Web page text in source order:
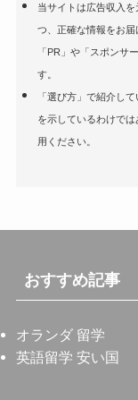
当サイトは広告収入
つ、正確な情報をお
「PR」や「スポンサ
す。
「選び方」で紹介し
を示しているわけで
用ください。
おすすめ記事
オランダ 留学
英語留学 安い国